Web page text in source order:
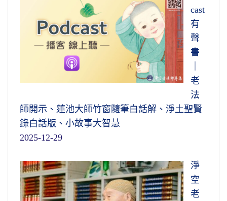
cast
有
聲
書
老
法
師開示、蓮池大師竹窗隨筆白話解、淨土聖賢
錄白話版、小故事大智慧
2025-12-29
淨
空
老